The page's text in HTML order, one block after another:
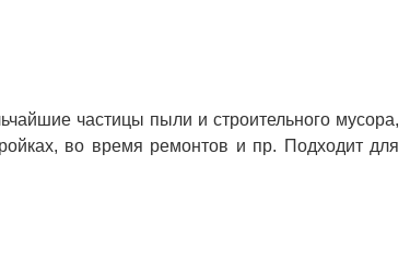
частицы пыли и строительного мусора,
во время ремонтов и пр. Подходит для